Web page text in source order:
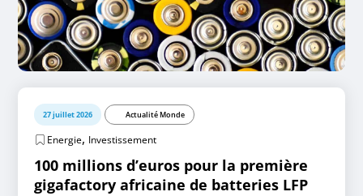
27 juillet 2026 Actualité Monde
Energie, Investissement
100 millions d’euros pour la première
gigafactory africaine de batteries LFP